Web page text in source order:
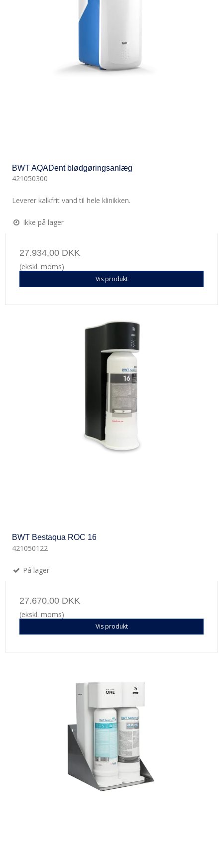
BWT AQADent blødgøringsanlæg
421050300
Leverer kalkfrit vand til hele klinikken.
Ikke på lager
27.934,00 DKK
(ekskl. moms)
Vis produkt
BWT Bestaqua ROC 16
421050122
På lager
27.670,00 DKK
(ekskl. moms)
Vis produkt